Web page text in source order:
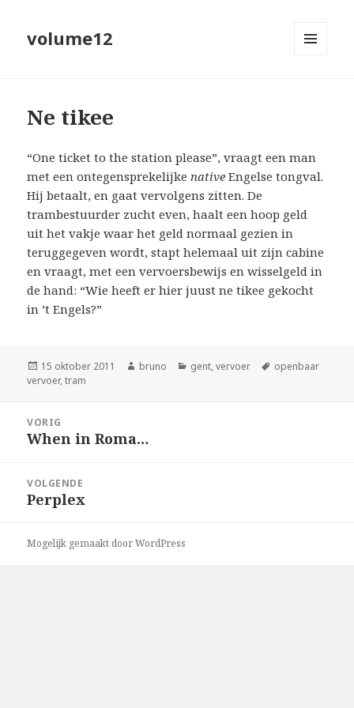
volume12
Ne tikee
“One ticket to the station please”, vraagt een man
met een ontegensprekelijkenative Engelse tongval.
Hij betaalt, en gaat vervolgens zitten. De
trambestuurder zucht even, haalt een hoop geld
uit het vakje waar het geld normaal gezien in
teruggegeven wordt, stapt helemaal uit zijn cabine
en vraagt, met een vervoersbewijs en wisselgeld in
de hand: “Wie heeft er hier juust ne tikee gekocht
in ’t Engels?”
Geplaatst
op
15 oktober 2011 Auteur
bruno Categorieën
gent,vervoer Tags
openbaar
vervoer,tram
navigatie
VORIG
Vorig
When in Roma…
VOLGENDE
Volgend
Perplex
Mogelijk gemaakt door WordPress